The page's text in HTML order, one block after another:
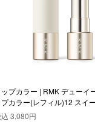
ップカラー | RMK デューイ
プカラー(レフィル)12 スイ
3,080円